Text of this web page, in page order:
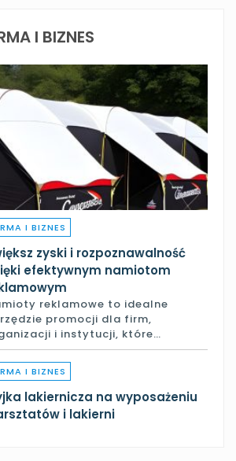
I BIZNES
I BIZNES
zyski i rozpoznawalność
efektywnym namiotom
reklamowe to idealne
promocji dla firm,
i instytucji, które…
I BIZNES
lakiernicza na wyposażeniu
i lakierni